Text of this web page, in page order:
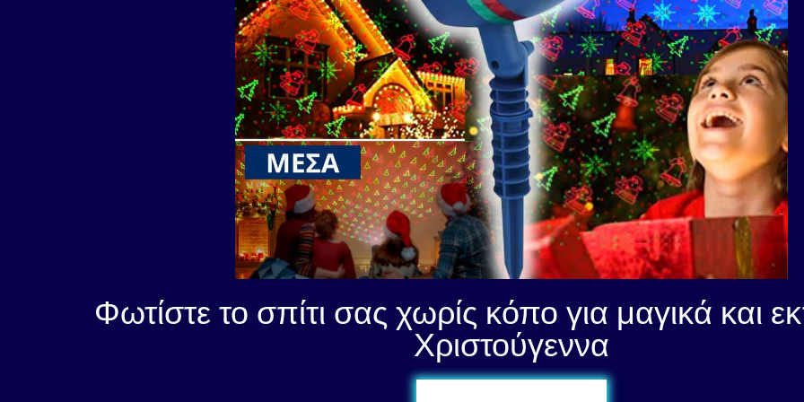
Φωτίστε το σπίτι σας χωρίς κόπο για μαγικά και
Χριστούγεννα